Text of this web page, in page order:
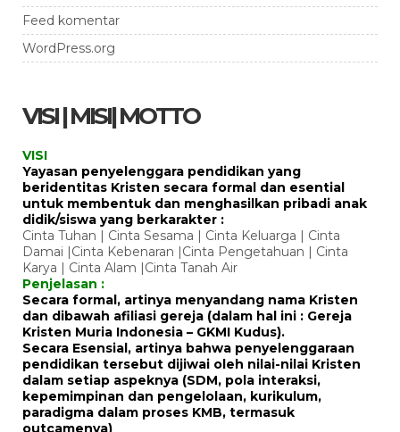
Feed komentar
WordPress.org
VISI | MISI| MOTTO
VISI
Yayasan penyelenggara pendidikan yang
beridentitas Kristen secara formal dan esential
untuk membentuk dan menghasilkan pribadi anak
didik/siswa yang berkarakter :
Cinta Tuhan | Cinta Sesama | Cinta Keluarga | Cinta
Damai |Cinta Kebenaran |Cinta Pengetahuan | Cinta
Karya | Cinta Alam |Cinta Tanah Air
Penjelasan :
Secara formal, artinya menyandang nama Kristen
dan dibawah afiliasi gereja (dalam hal ini : Gereja
Kristen Muria Indonesia – GKMI Kudus).
Secara Esensial, artinya bahwa penyelenggaraan
pendidikan tersebut dijiwai oleh nilai-nilai Kristen
dalam setiap aspeknya (SDM, pola interaksi,
kepemimpinan dan pengelolaan, kurikulum,
paradigma dalam proses KMB, termasuk
outcamenya)